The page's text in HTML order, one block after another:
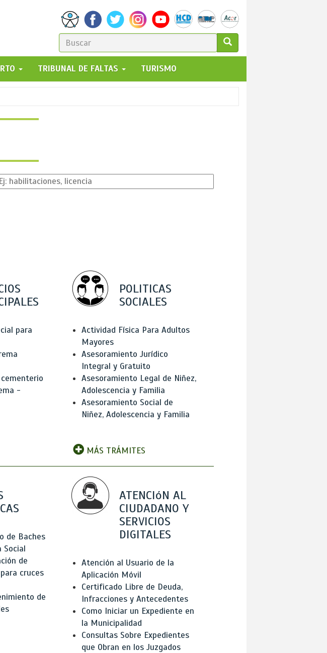
FORMULARIO
DE
BÚSQUEDA
GO!
TRIBUNAL DE FALTAS TURISMO
para
-
POLITICAS
SOCIALES
Actividad Física Para Adultos
Mayores
Asesoramiento Jurídico
Integral y Gratuito
Asesoramiento Legal de Niñez,
Adolescencia y Familia
Asesoramiento Social de
Niñez, Adolescencia y Familia
MÁS TRÁMITES
de Baches
Social
de
cruces
de
ATENCIóN AL
CIUDADANO Y
SERVICIOS
DIGITALES
Atención al Usuario de la
Aplicación Móvil
Certificado Libre de Deuda,
Infracciones y Antecedentes
Como Iniciar un Expediente en
la Municipalidad
Consultas Sobre Expedientes
que Obran en los Juzgados